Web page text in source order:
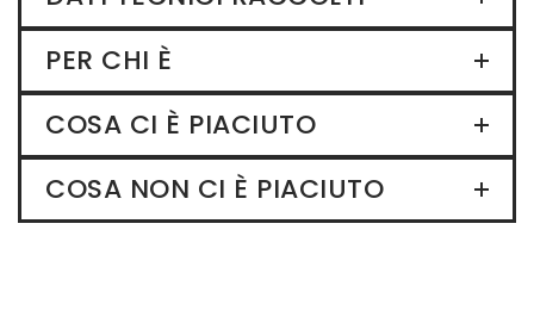
PER CHI È
COSA CI È PIACIUTO
COSA NON CI È PIACIUTO